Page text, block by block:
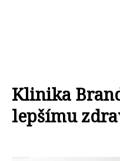
Klinika
lepšímu